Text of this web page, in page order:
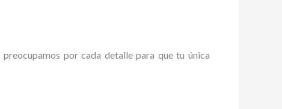
por cada detalle para que tu única